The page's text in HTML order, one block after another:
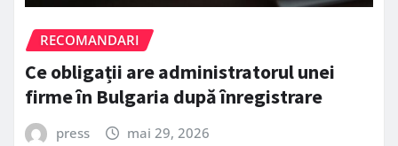
RECOMANDARI
Ce obligații are administratorul unei
firme în Bulgaria după înregistrare
press mai 29, 2026